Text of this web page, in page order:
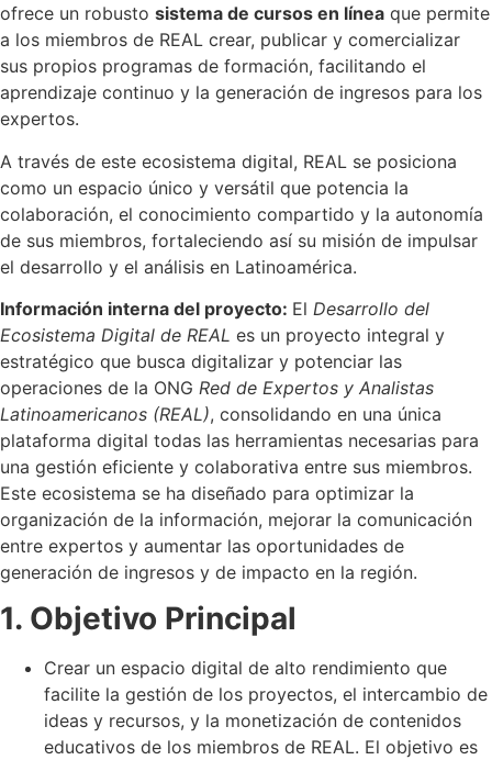
ofrece un robusto sistema de cursos en línea que permite
a los miembros de REAL crear, publicar y comercializar
sus propios programas de formación, facilitando el
aprendizaje continuo y la generación de ingresos para los
expertos.
A través de este ecosistema digital, REAL se posiciona
como un espacio único y versátil que potencia la
colaboración, el conocimiento compartido y la autonomía
de sus miembros, fortaleciendo así su misión de impulsar
el desarrollo y el análisis en Latinoamérica.
Información interna del proyecto: El Desarrollo del
Ecosistema Digital de REAL es un proyecto integral y
estratégico que busca digitalizar y potenciar las
operaciones de la ONG Red de Expertos y Analistas
Latinoamericanos (REAL), consolidando en una única
plataforma digital todas las herramientas necesarias para
una gestión eficiente y colaborativa entre sus miembros.
Este ecosistema se ha diseñado para optimizar la
organización de la información, mejorar la comunicación
entre expertos y aumentar las oportunidades de
generación de ingresos y de impacto en la región.
1. Objetivo Principal
Crear un espacio digital de alto rendimiento que
facilite la gestión de los proyectos, el intercambio de
ideas y recursos, y la monetización de contenidos
educativos de los miembros de REAL. El objetivo es